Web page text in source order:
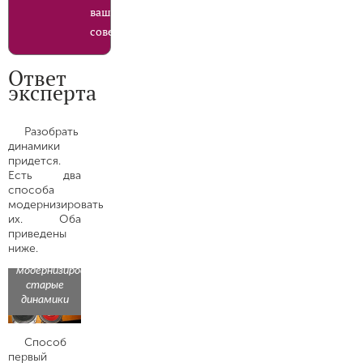
ваши
советы?
Ответ
эксперта
Разобрать
динамики
придется.
Есть два
способа
модернизировать
их. Оба
приведены
ниже.
модернизировать
старые
динамики
Способ
первый